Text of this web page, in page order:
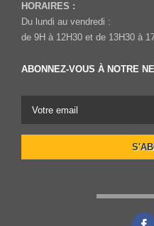
HORAIRES :
Du lundi au vendredi :
de 9H à 12H30 et de 13H30 à
ABONNEZ-VOUS À NOTRE